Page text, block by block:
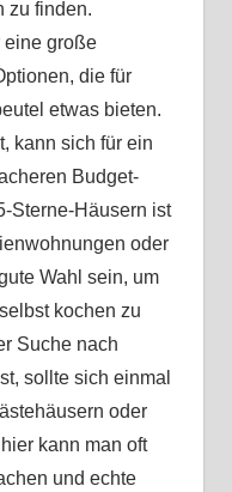
zu finden.
eine große
die für
etwas bieten.
kann sich für ein
Budget-
Sterne-Häusern ist
oder
Wahl sein, um
kochen zu
Suche nach
sollte sich einmal
oder
kann man oft
und echte